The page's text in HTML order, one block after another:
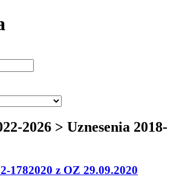
2026 > Uznesenia 2018-
1782020 z OZ 29.09.2020